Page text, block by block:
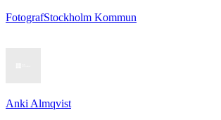
FotografStockholm Kommun
Anki Almqvist